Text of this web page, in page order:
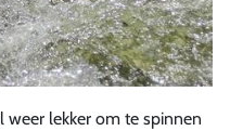
lekker om te spinnen